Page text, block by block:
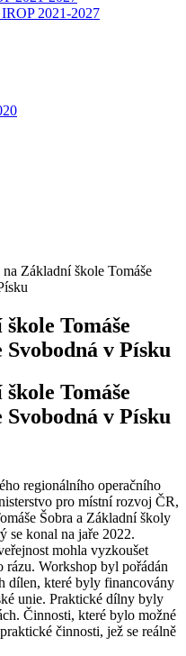
2021-2027
Základní škole Tomáše
Tomáše
v Písku
Tomáše
v Písku
regionálního operačního
pro místní rozvoj ČR,
Šobra a Základní školy
se konal na jaře 2022.
mohla vyzkoušet
rázu. Workshop byl pořádán
dílen, které byly financovány
unie. Praktické dílny byly
Činnosti, které bylo možné
činnosti, jež se reálně